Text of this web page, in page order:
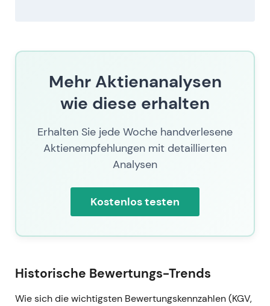
Mehr Aktienanalysen
wie diese erhalten
Erhalten Sie jede Woche handverlesene
Aktienempfehlungen mit detaillierten
Analysen
Kostenlos testen
Historische Bewertungs-Trends
Wie sich die wichtigsten Bewertungskennzahlen (KGV,